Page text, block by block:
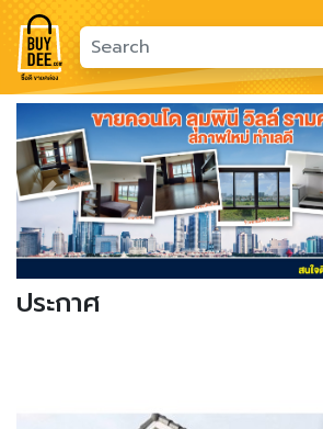
Previous
ประกาศ